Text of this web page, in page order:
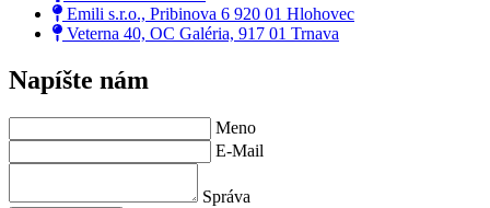
Emili s.r.o., Pribinova 6 920 01 Hlohovec
Veterna 40, OC Galéria, 917 01 Trnava
Napíšte nám
Meno
E-Mail
Správa